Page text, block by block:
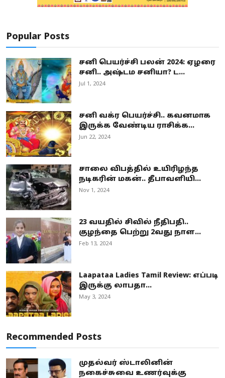
Popular Posts
சனி பெயர்ச்சி பலன் 2024: ஏழரை
சனி.. அஷ்டம சனியா? ட...
Jul 1, 2024
சனி வக்ர பெயர்ச்சி.. கவனமாக
இருக்க வேண்டிய ராசிக்க...
Jun 22, 2024
சாலை விபத்தில் உயிரிழந்த
நடிகரின் மகன்.. தீபாவளியி...
Nov 1, 2024
23 வயதில் சிவில் நீதிபதி..
குழந்தை பெற்று 2வது நாள...
Feb 13, 2024
Laapataa Ladies Tamil Review: எப்படி
இருக்கு லாபதா...
May 3, 2024
Recommended Posts
முதல்வர் ஸ்டாலினின்
நகைச்சுவை உணர்வுக்கு